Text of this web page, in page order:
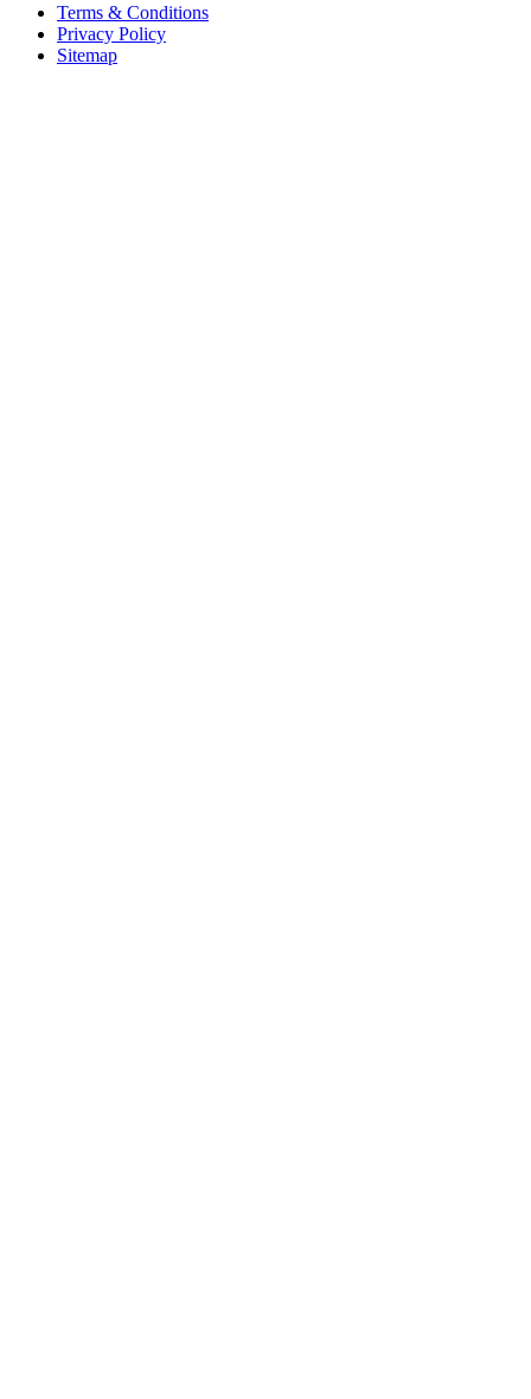
Terms & Conditions
Privacy Policy
Sitemap